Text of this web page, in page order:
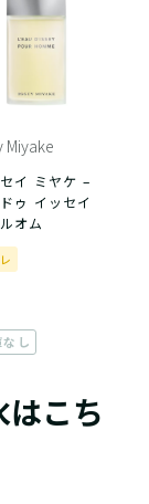
Miyake
イ ミヤケ –
ゥ イッセイ
オム
し
こち